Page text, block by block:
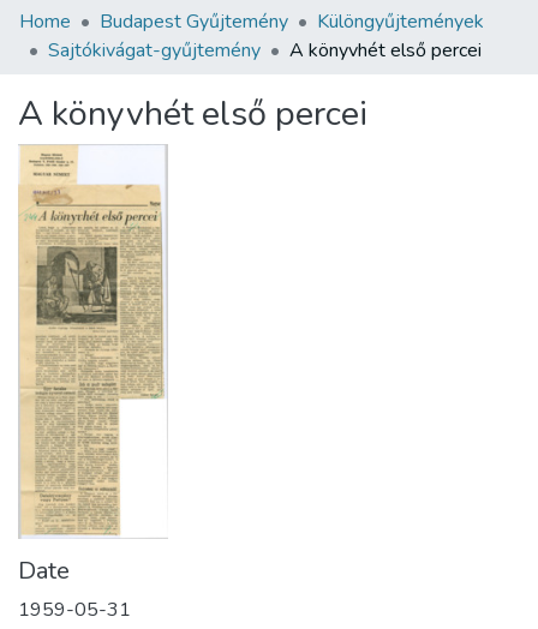
Communities & Collections
Statistics
About us
Home Budapest Gyűjtemény
Különgyűjtemények
Sajtókivágat-gyűjtemény
A könyvhét első percei
A könyvhét első percei
Date
1959-05-31